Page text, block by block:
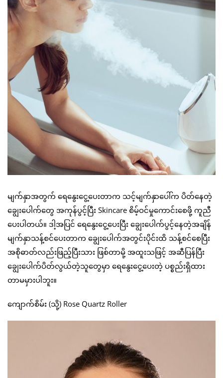
မျက်နှာအတွက် ရေနွေးငွေ့ပေးတာက သင့်မျက်နှာပေါ်က ပိတ်နေတဲ့
ချွေးပေါက်တွေ အကုန်ပွင့်ပြီး Skincare စိမ့်ဝင်မှုကောင်းစေဖို့ ကူညီ
ပေးပါတယ်။ ဒါ့အပြင် ရေနွေးငွေ့ပေးပြီး ချွေးပေါက်ပွင့်နေတဲ့အချိန်
မျက်နှာသန့်စင်ပေးတာက ချွေးပေါက်အတွင်းပိုင်းထိ သန့်စင်စေပြီး
အစိုဓာတ်လည်းဖြည့်ပြီးသား ဖြစ်တာမို့ အထူးသဖြင့် အဆီပြန်ပြီး
ချွေးပေါက်ပိတ်လွယ်တဲ့သူတွေမှာ ရေနွေးငွေ့ပေးတဲ့ ပစ္စည်းရှိထား
တာမမှားပါဘူး။
ကျောက်စိမ်း (သို့) Rose Quartz Roller